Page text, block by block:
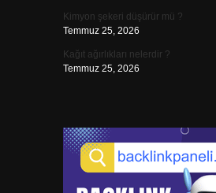
Kimyon şekeri düşürür mü ?
Temmuz 25, 2026
Kağıt ağırlıkları nelerdir ?
Temmuz 25, 2026